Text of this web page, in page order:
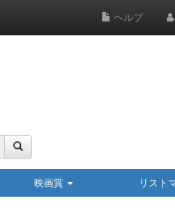
ヘルプ
映画賞 リスト